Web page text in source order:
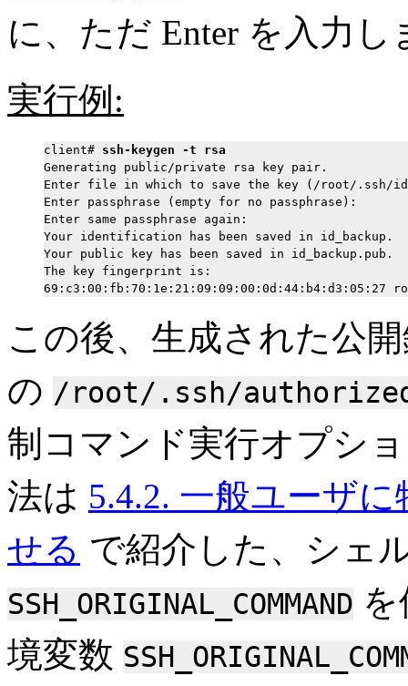
に、ただ Enter を入力し
実行例:
client# ssh-keygen -t rsa
Generating public/private rsa key pair.
Enter file in which to save the key (/root/.ssh/
Enter passphrase (empty for no
Enter same passphrase
Your identification has been saved in id_backup.
Your public key has been saved in id_backup.pub.
The key fingerprint is:
この後、生成された公
の /root/.ssh/
制コマンド実行オプシ
法は 5.4.2. 一般ユーザ
せる で紹介した、シェ
SSH_ORIGINAL_COMMAND
境変数